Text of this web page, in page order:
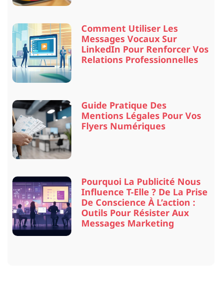
Comment Utiliser Les
Messages Vocaux Sur
LinkedIn Pour Renforcer Vos
Relations Professionnelles
Guide Pratique Des
Mentions Légales Pour Vos
Flyers Numériques
Pourquoi La Publicité Nous
Influence T-Elle ? De La Prise
De Conscience À L’action :
Outils Pour Résister Aux
Messages Marketing